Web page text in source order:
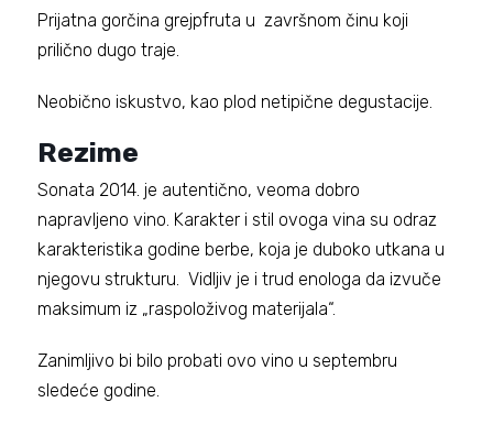
Prijatna gorčina grejpfruta u završnom činu koji
prilično dugo traje.
Neobično iskustvo, kao plod netipične degustacije.
Rezime
Sonata 2014. je autentično, veoma dobro
napravljeno vino. Karakter i stil ovoga vina su odraz
karakteristika godine berbe, koja je duboko utkana u
njegovu strukturu. Vidljiv je i trud enologa da izvuče
maksimum iz „raspoloživog materijala“.
Zanimljivo bi bilo probati ovo vino u septembru
sledeće godine.